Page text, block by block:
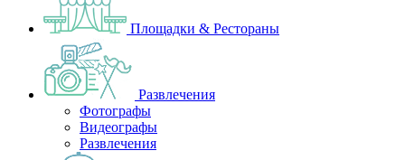
Площадки & Рестораны
Развлечения
Фотографы
Видеографы
Развлечения